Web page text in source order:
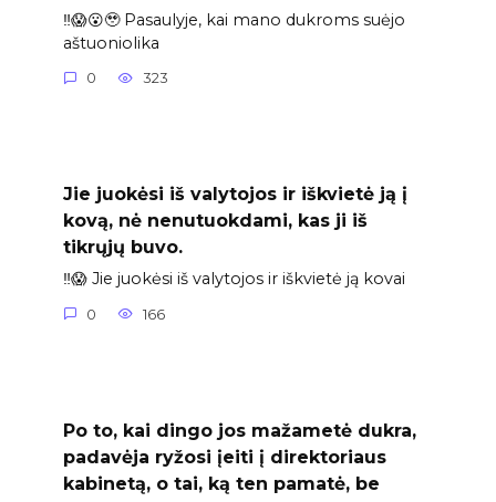
‼️😱😮🥹 Pasaulyje, kai mano dukroms suėjo
aštuoniolika
0 323
Jie juokėsi iš valytojos ir iškvietė ją į
kovą, nė nenutuokdami, kas ji iš
tikrųjų buvo.
‼️😱 Jie juokėsi iš valytojos ir iškvietė ją kovai
0 166
Po to, kai dingo jos mažametė dukra,
padavėja ryžosi įeiti į direktoriaus
kabinetą, o tai, ką ten pamatė, be